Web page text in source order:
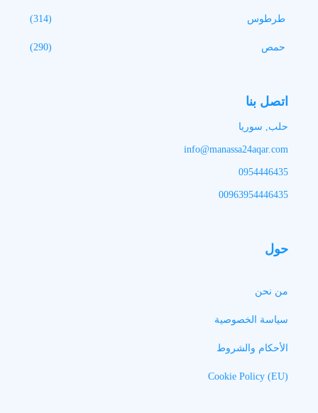
طرطوس (314)
حمص (290)
اتصل بنا
حلب, سوريا
info@manassa24aqar.com
0954446435
00963954446435
حول
من نحن
سياسة الخصوصية
الأحكام والشروط
Cookie Policy (EU)